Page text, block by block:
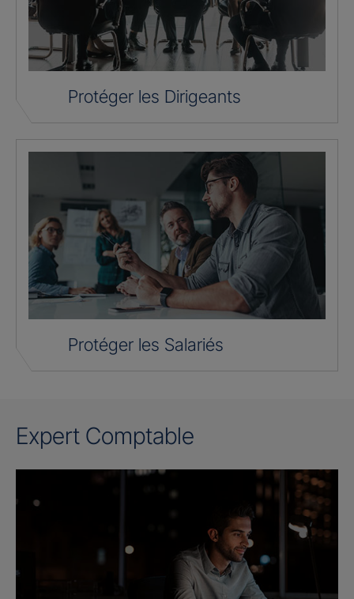
Protéger les Dirigeants
Protéger les Salariés
Expert Comptable